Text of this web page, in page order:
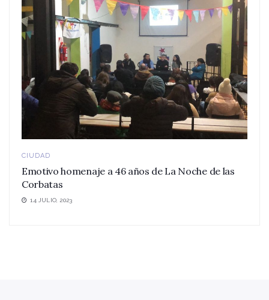
CIUDAD
Emotivo homenaje a 46 años de La Noche de las
Corbatas
14 JULIO, 2023